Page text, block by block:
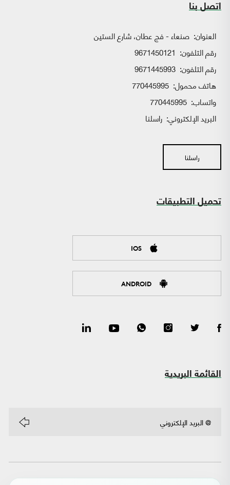
اتصل بنا
العنوان: صنعاء - فج عطان، شارع الستين
رقم التلفون: 9671450121
رقم التلفون: 9671445993
هاتف محمول: 770445995
واتساب:
البريد الإلكتروني: راسلنا
راسلنا
تحميل التطبيقات
IOS
ANDROID
القائمة البريدية